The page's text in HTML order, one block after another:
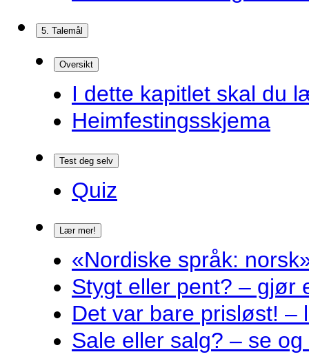
5. Talemål
Oversikt
I dette kapitlet skal du
Heimfestingsskjema
Test deg selv
Quiz
Lær mer!
«Nordiske språk:
Stygt eller pent? – gjør
Det var bare prisløst! –
Sale eller salg? – se